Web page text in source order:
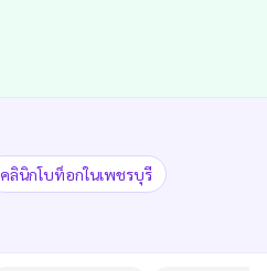
คลินิกโบท็อกในเพชรบุรี